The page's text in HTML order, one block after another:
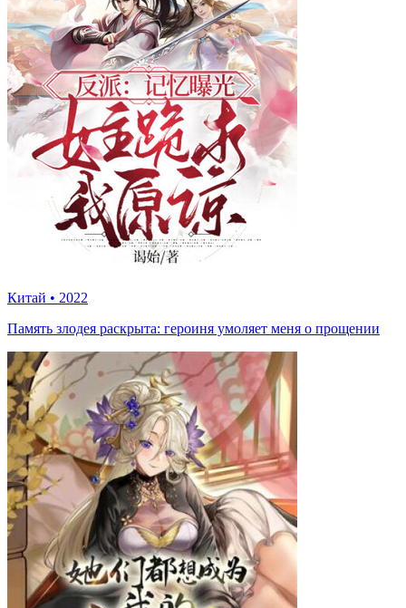
Китай • 2022
Память злодея раскрыта: героиня умоляет меня о прощении